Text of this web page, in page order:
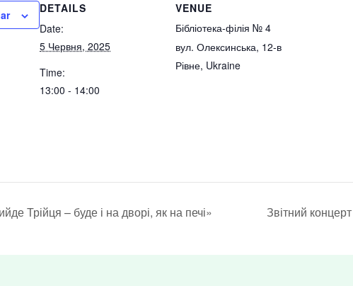
DETAILS
Date:
5 Червня, 2025
Time:
13:00 - 14:00
VENUE
Бібліотека-філія № 4
вул. Олексинська, 12-в
Рівне, Ukraine
Трійця – буде і на дворі, як на печі» Звітний